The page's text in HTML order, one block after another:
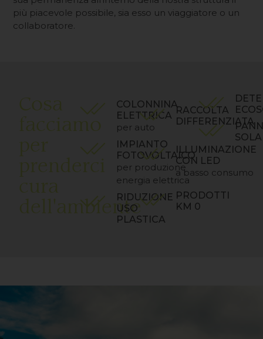
più piacevole possibile, sia esso un viaggiatore o un
collaboratore.
Cosa
facciamo
per
prenderci
cura
dell'ambiente
COLONNINA
ELETTRICA
per auto
IMPIANTO
FOTOVOLTAICO
per produzione
energia elettrica
RIDUZIONE
USO
PLASTICA
RACCOLTA
DIFFERENZIATA
ILLUMINAZIONE
CON LED
a basso consumo
PRODOTTI
KM 0